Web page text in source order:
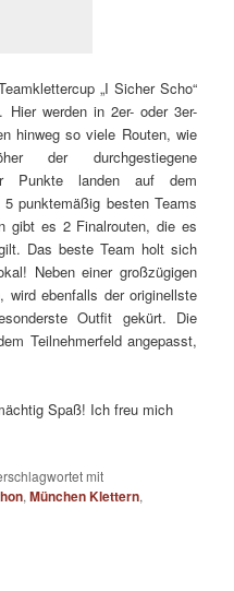
„I Sicher Scho“
werden in 2er- oder 3er-
hinweg so viele Routen, wie
der durchgestiegene
Punkte landen auf dem
punktemäßig besten Teams
gibt es 2 Finalrouten, die es
Das beste Team holt sich
Neben einer großzügigen
wird ebenfalls der originellste
Outfit gekürt. Die
Teilnehmerfeld angepasst,
Spaß! Ich freu mich
mit
,München Klettern,